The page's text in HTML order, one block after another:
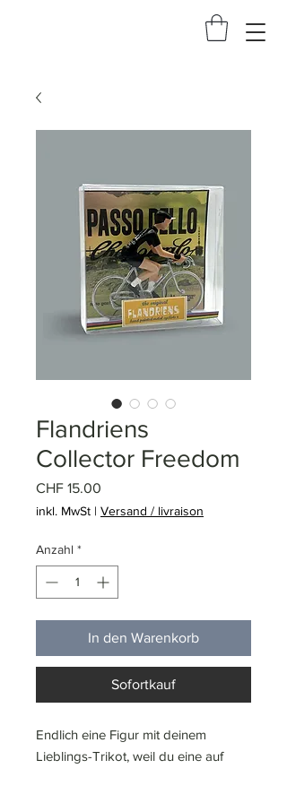
Flandriens
Collector Freedom
CHF 15.00
inkl. MwSt | Versand / livraison
Anzahl *
In den Warenkorb
Sofortkauf
Endlich eine Figur mit deinem
Lieblings-Trikot, weil du eine auf